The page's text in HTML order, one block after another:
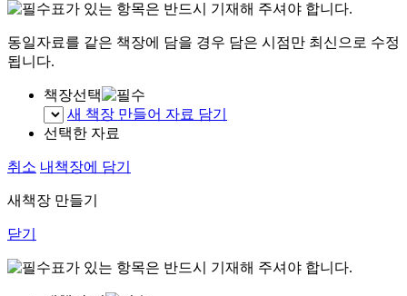
표가 있는 항목은 반드시 기재해 주셔야 합니다.
동일자료를 같은 책장에 담을 경우 담은 시점만 최신으로 수정
됩니다.
책장선택
새 책장 만들어 자료 담기
선택한 자료
취소 내책장에 담기
새책장 만들기
닫기
표가 있는 항목은 반드시 기재해 주셔야 합니다.